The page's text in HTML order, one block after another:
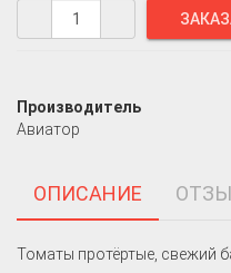
Производитель
Авиатор
ОПИСАНИЕ
Томаты протёртые, свежий